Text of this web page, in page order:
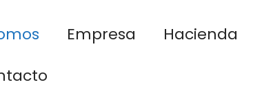
Empresa Hacienda